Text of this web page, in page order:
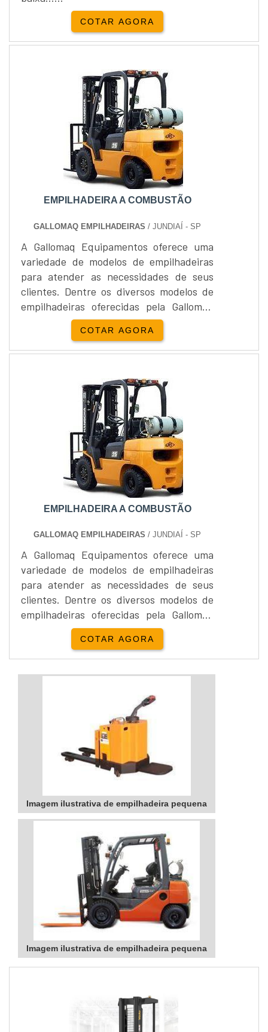
COTAR AGORA
EMPILHADEIRA A COMBUSTÃO
GALLOMAQ EMPILHADEIRAS / JUNDIAÍ - SP
A Gallomaq Equipamentos oferece uma
variedade de modelos de empilhadeiras
para atender as necessidades de seus
clientes. Dentre os diversos modelos de
empilhadeiras oferecidas pela Gallomaq
há a empilhadeira a combustão.A
empilhadeira à combustão utiliza como
principal fonte de energia o GLP, Diesel e
áreas abertas ou com circulação de ar
adequada, como: pátios, docas, portos,
autopeças, transport...
COTAR AGORA
EMPILHADEIRA A COMBUSTÃO
GALLOMAQ EMPILHADEIRAS / JUNDIAÍ - SP
A Gallomaq Equipamentos oferece uma
variedade de modelos de empilhadeiras
para atender as necessidades de seus
clientes. Dentre os diversos modelos de
empilhadeiras oferecidas pela Gallomaq
há a empilhadeira a combustão.A
empilhadeira à combustão utiliza como
principal fonte de energia o GLP, Diesel e
Gasolina, são indicadas para, galpões e
adequada, como: pátios, docas, portos,
autopeças, transport...
COTAR AGORA
Imagem ilustrativa de empilhadeira pequena
Imagem ilustrativa de empilhadeira pequena